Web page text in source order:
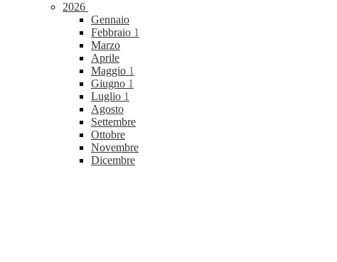
2026
Gennaio
Febbraio 1
Marzo
Aprile
Maggio 1
Giugno 1
Luglio 1
Agosto
Settembre
Ottobre
Novembre
Dicembre